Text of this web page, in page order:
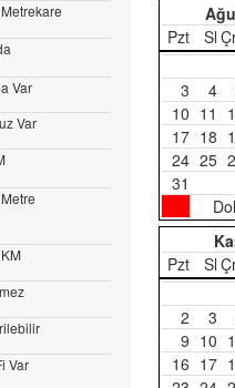
Var
Var
Var
Pzt
Sl
3
4
10 11
17 18
24 25
31
Pzt
Sl
2
3
9 10
16 17